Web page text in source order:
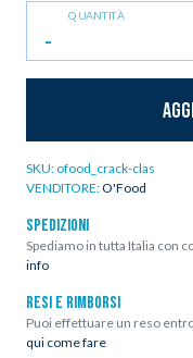
QUANTITÀ
-
SKU: ofood_crack-clas
VENDITORE:O'Food
SPEDIZIONI
Spediamo in tutta Italia con
info
RESI E RIMBORSI
Puoi effettuare un reso
qui come fare